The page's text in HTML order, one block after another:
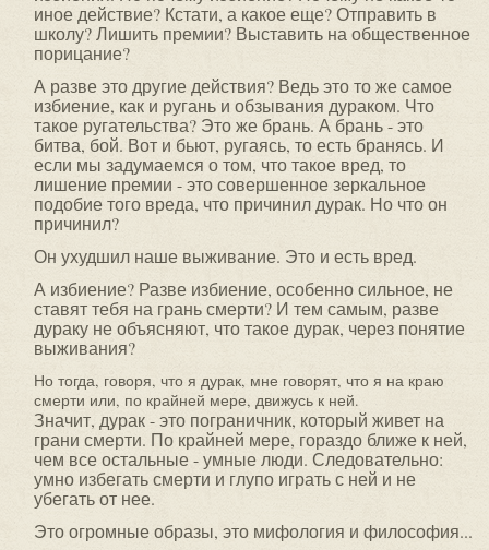
иное действие? Кстати, а какое еще? Отправить в
школу? Лишить премии? Выставить на общественное
порицание?
А разве это другие действия? Ведь это то же самое
избиение, как и ругань и обзывания дураком. Что
такое ругательства? Это же брань. А брань - это
битва, бой. Вот и бьют, ругаясь, то есть бранясь. И
если мы задумаемся о том, что такое вред, то
лишение премии - это совершенное зеркальное
подобие того вреда, что причинил дурак. Но что он
причинил?
Он ухудшил наше выживание. Это и есть вред.
А избиение? Разве избиение, особенно сильное, не
ставят тебя на грань смерти? И тем самым, разве
дураку не объясняют, что такое дурак, через понятие
выживания?
Но тогда, говоря, что я дурак, мне говорят, что я на краю
смерти или, по крайней мере, движусь к ней.
Значит, дурак - это пограничник, который живет на
грани смерти. По крайней мере, гораздо ближе к ней,
чем все остальные - умные люди. Следовательно:
умно избегать смерти и глупо играть с ней и не
убегать от нее.
Это огромные образы, это мифология и философия...